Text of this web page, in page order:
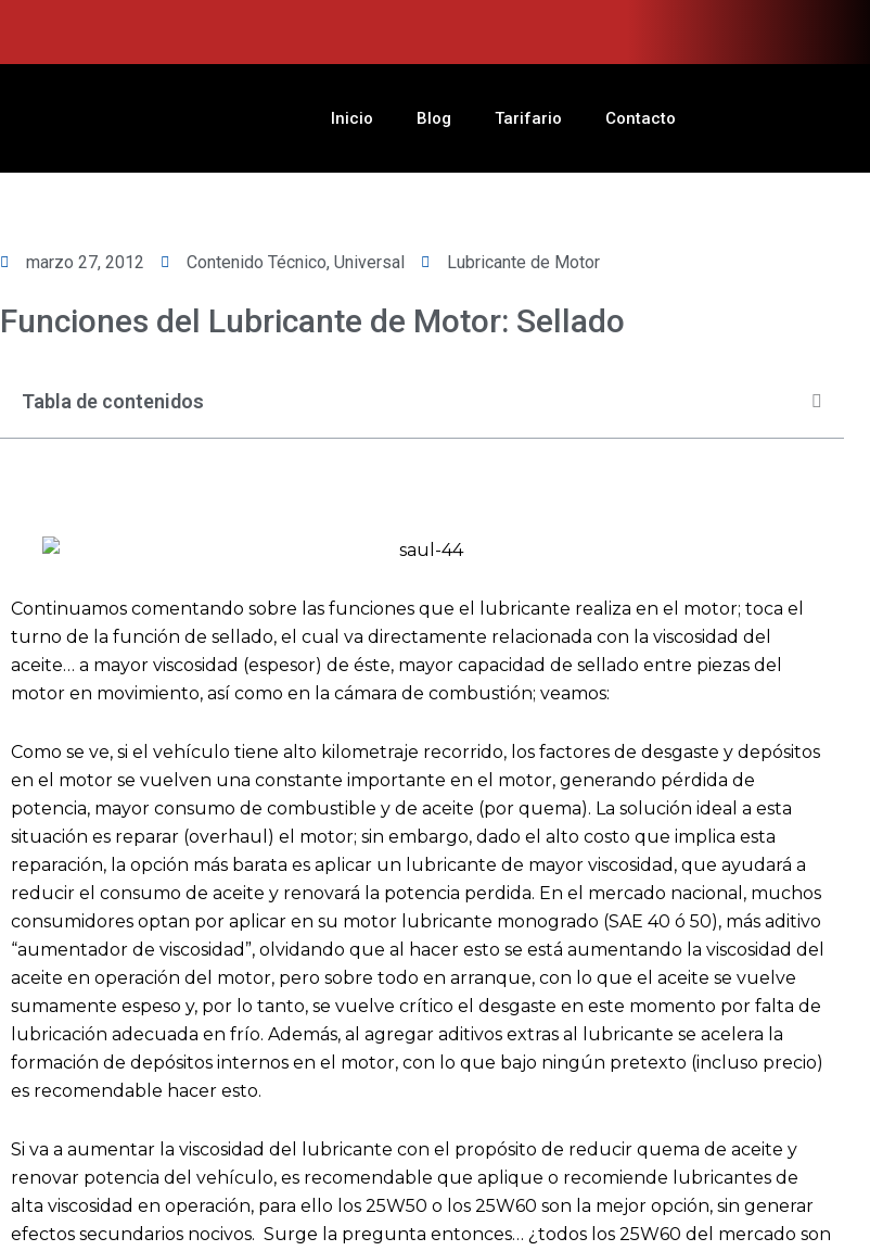
contenido
Inicio Blog Tarifario Contacto
marzo 27, 2012 Contenido Técnico, Universal Lubricante de Motor
Funciones del Lubricante de Motor: Sellado
Tabla de contenidos
Continuamos comentando sobre las funciones que el lubricante realiza en el motor; toca el
turno de la función de sellado, el cual va directamente relacionada con la viscosidad del
aceite… a mayor viscosidad (espesor) de éste, mayor capacidad de sellado entre piezas del
motor en movimiento, así como en la cámara de combustión; veamos:
Como se ve, si el vehículo tiene alto kilometraje recorrido, los factores de desgaste y depósitos
en el motor se vuelven una constante importante en el motor, generando pérdida de
potencia, mayor consumo de combustible y de aceite (por quema). La solución ideal a esta
situación es reparar (overhaul) el motor; sin embargo, dado el alto costo que implica esta
reparación, la opción más barata es aplicar un lubricante de mayor viscosidad, que ayudará a
reducir el consumo de aceite y renovará la potencia perdida. En el mercado nacional, muchos
consumidores optan por aplicar en su motor lubricante monogrado (SAE 40 ó 50), más aditivo
“aumentador de viscosidad”, olvidando que al hacer esto se está aumentando la viscosidad del
aceite en operación del motor, pero sobre todo en arranque, con lo que el aceite se vuelve
sumamente espeso y, por lo tanto, se vuelve crítico el desgaste en este momento por falta de
lubricación adecuada en frío. Además, al agregar aditivos extras al lubricante se acelera la
formación de depósitos internos en el motor, con lo que bajo ningún pretexto (incluso precio)
es recomendable hacer esto.
Si va a aumentar la viscosidad del lubricante con el propósito de reducir quema de aceite y
renovar potencia del vehículo, es recomendable que aplique o recomiende lubricantes de
alta viscosidad en operación, para ello los 25W50 o los 25W60 son la mejor opción, sin generar
efectos secundarios nocivos. Surge la pregunta entonces… ¿todos los 25W60 del mercado son